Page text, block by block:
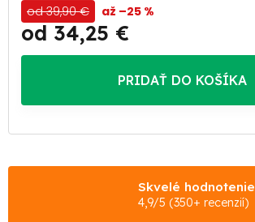
od 39,90 € až –25 %
od 34,25 €
Jednotková
PRIDAŤ DO KOŠÍKA
Skvelé hodnotenie
4,9/5 (350+ recenzií)